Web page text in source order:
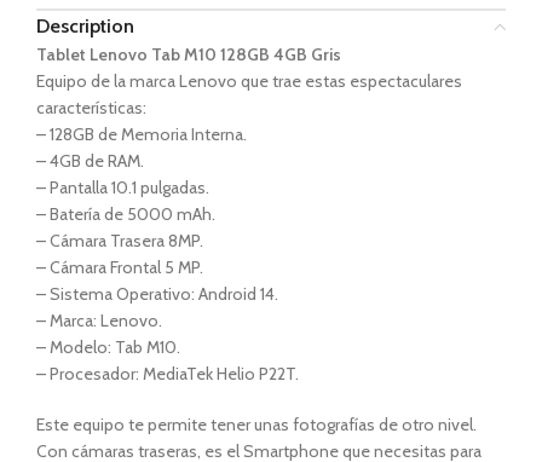
Description
Tablet Lenovo Tab M10 128GB 4GB Gris
Equipo de la marca Lenovo que trae estas espectaculares
características:
– 128GB de Memoria Interna.
– 4GB de RAM.
– Pantalla 10.1 pulgadas.
– Batería de 5000 mAh.
– Cámara Trasera 8MP.
– Cámara Frontal 5 MP.
– Sistema Operativo: Android 14.
– Marca: Lenovo.
– Modelo: Tab M10.
– Procesador: MediaTek Helio P22T.
Este equipo te permite tener unas fotografías de otro nivel.
Con cámaras traseras, es el Smartphone que necesitas para